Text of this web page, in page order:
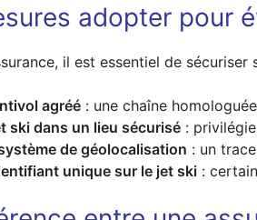
adopter pour
il est essentiel de
agréé : une chaîne
ski dans un lieu sécurisé :
de géolocalisation : un
unique sur le jet ski :